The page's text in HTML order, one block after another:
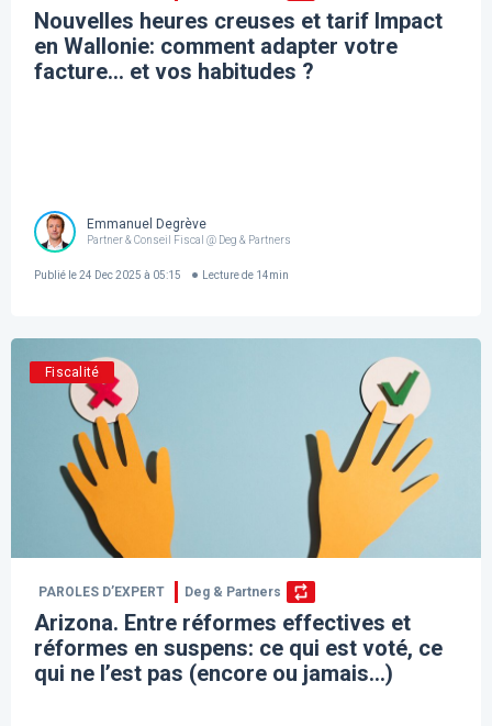
Nouvelles heures creuses et tarif Impact
en Wallonie: comment adapter votre
facture… et vos habitudes ?
Emmanuel Degrève
Partner & Conseil Fiscal @ Deg & Partners
Publié le24 Dec 2025 à 05:15 Lecture de 14min
Fiscalité
PAROLES D’EXPERT Deg & Partners
Arizona. Entre réformes effectives et
réformes en suspens: ce qui est voté, ce
qui ne l’est pas (encore ou jamais…)